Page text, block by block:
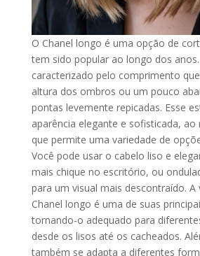
O Chanel longo é uma opção de
tem sido popular ao longo dos anos.
caracterizado pelo comprimento
altura dos ombros ou um pouco
pontas levemente repicadas. Esse
aparência elegante e sofisticada,
que permite uma variedade de
Você pode usar o cabelo liso e
mais chique no escritório, ou
para um visual mais descontraído. A
Chanel longo é uma de suas
tornando-o adequado para
desde os lisos até os cacheados.
também se adapta a diferentes